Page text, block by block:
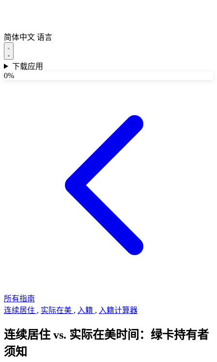
简体中文 语言
下载应用
0%
所有指南
连续居住 , 实际在美 , 入籍 , 入籍计算器
连续居住 vs. 实际在美时间：绿卡持有者
须知